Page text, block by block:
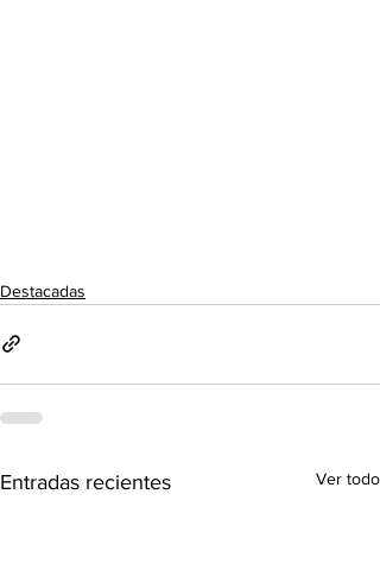
Destacadas
Entradas recientes Ver todo